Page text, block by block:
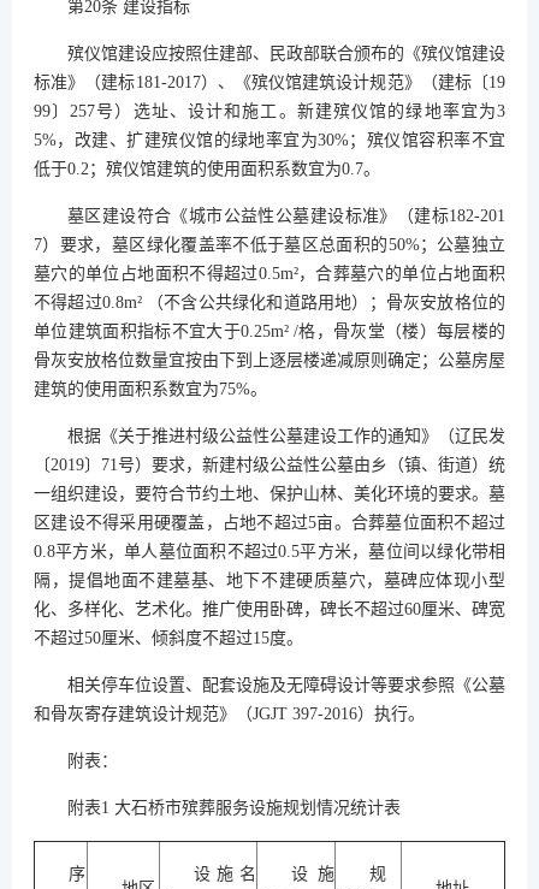
第20条 建设指标
殡仪馆建设应按照住建部、民政部联合颁布的《殡仪馆建设
标准》（建标181-2017）、《殡仪馆建筑设计规范》（建标〔19
99〕257号）选址、设计和施工。新建殡仪馆的绿地率宜为3
5%，改建、扩建殡仪馆的绿地率宜为30%；殡仪馆容积率不宜
低于0.2；殡仪馆建筑的使用面积系数宜为0.7。
墓区建设符合《城市公益性公墓建设标准》（建标182-201
7）要求，墓区绿化覆盖率不低于墓区总面积的50%；公墓独立
墓穴的单位占地面积不得超过0.5m²，合葬墓穴的单位占地面积
不得超过0.8m² （不含公共绿化和道路用地）；骨灰安放格位的
单位建筑面积指标不宜大于0.25m² /格，骨灰堂（楼）每层楼的
骨灰安放格位数量宜按由下到上逐层楼递减原则确定；公墓房屋
建筑的使用面积系数宜为75%。
根据《关于推进村级公益性公墓建设工作的通知》（辽民发
〔2019〕71号）要求，新建村级公益性公墓由乡（镇、街道）统
一组织建设，要符合节约土地、保护山林、美化环境的要求。墓
区建设不得采用硬覆盖，占地不超过5亩。合葬墓位面积不超过
0.8平方米，单人墓位面积不超过0.5平方米，墓位间以绿化带相
隔，提倡地面不建墓基、地下不建硬质墓穴，墓碑应体现小型
化、多样化、艺术化。推广使用卧碑，碑长不超过60厘米、碑宽
不超过50厘米、倾斜度不超过15度。
相关停车位设置、配套设施及无障碍设计等要求参照《公墓
和骨灰寄存建筑设计规范》（JGJT 397-2016）执行。
附表：
附表1 大石桥市殡葬服务设施规划情况统计表
序
设施名
设施
规